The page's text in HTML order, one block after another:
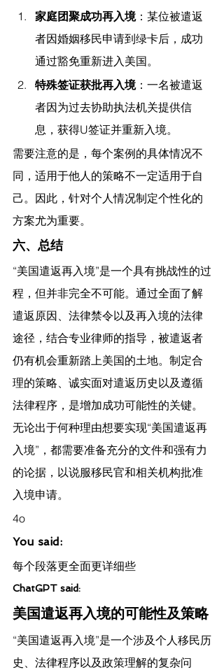
家庭团聚成功再入境：某位被遣返
者因婚姻移民申请到绿卡后，成功
通过豁免重新进入美国。
特殊签证获批再入境：一名被遣返
者因为过去协助执法机关提供信
息，获得U签证并重新入境。
需要注意的是，每个案例的具体情况不
同，适用于他人的策略不一定适用于自
己。因此，针对个人情况制定个性化的
方案尤为重要。
六、总结
“美国遣返再入境”是一个具有挑战性的过
程，但并非完全不可能。通过全面了解
遣返原因、法律禁令以及再入境的法律
途径，结合专业律师的指导，被遣返者
仍有机会重新踏上美国的土地。制定合
理的策略、诚实面对遣返历史以及遵循
法律程序，是增加成功可能性的关键。
无论出于何种理由想要实现“美国遣返再
入境”，都需要准备充分的文件和强有力
的论据，以说服移民官和相关机构批准
入境申请。
4o
You said:
每个段落更全面更详细些
ChatGPT said:
美国遣返再入境的可能性及策略
“美国遣返再入境”是一个涉及个人移民历
史、法律程序以及政策理解的复杂问